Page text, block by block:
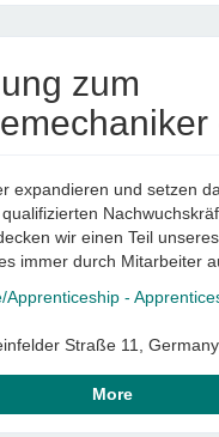
zum
expandieren und setzen
wir einen Teil unseres
immer durch Mitarbeiter
Apprenticeship -
Straße 11, Germany
More